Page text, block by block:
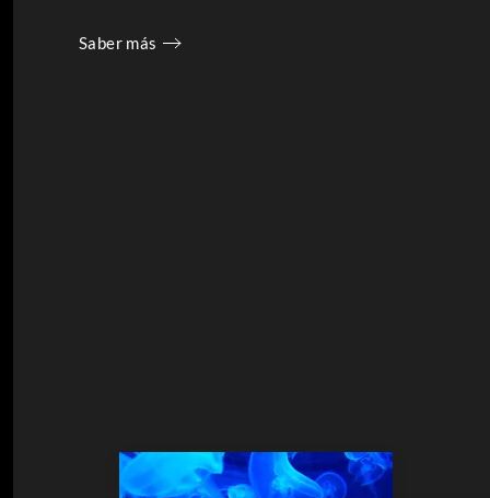
Saber más